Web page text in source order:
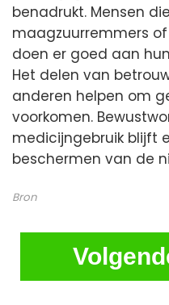
benadrukt. Mensen
maagzuurremmers
doen er goed aan
Het delen van
anderen helpen om
voorkomen.
medicijngebruik blijft
beschermen van de
Bron